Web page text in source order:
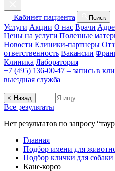
Кабинет пациента Поиск
Услуги Акции О нас Врачи
Цены на услуги Полезные
Новости Клиники-партнеры
ответственность Вакансии
Клиника Лаборатория
+7 (495) 136-00-47 – запись в
выездная служба
< Назад
Все результаты
Нет результатов по запросу
Главная
Подбор имени для
Подбор клички для собаки
Кане-корсо